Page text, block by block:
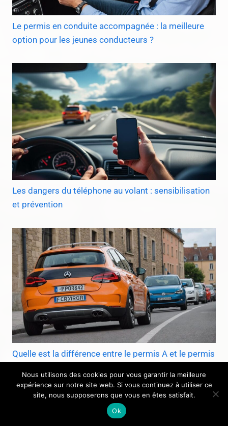
Le permis en conduite accompagnée : la meilleure
option pour les jeunes conducteurs ?
Les dangers du téléphone au volant : sensibilisation
et prévention
Quelle est la différence entre le permis A et le permis
Nous utilisons des cookies pour vous garantir la meilleure
expérience sur notre site web. Si vous continuez à utiliser ce
site, nous supposerons que vous en êtes satisfait.
Ok